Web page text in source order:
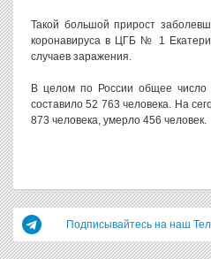
Такой большой прирост
коронавируса в ЦГБ № 1
случаев заражения.
В целом по России общее
составило 52 763 человека. На
873 человека, умерло 456 человек.
Подписывайтесь на наш